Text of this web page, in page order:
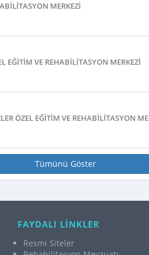
MERKEZI
EĞITIM VE REHABILITASYON MERKEZI
ÖZEL EĞITIM VE REHABILITASYON
Tümünü Göster
FAYDALI LİNKLER
Resmi Siteler